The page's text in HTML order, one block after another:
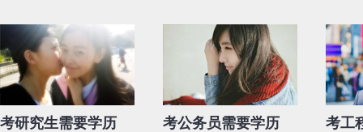
考研究生需要学历 考公务员需要学历 考工